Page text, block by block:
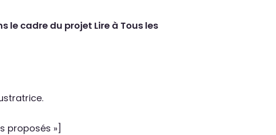
le cadre du projet Lire à Tous les
proposés »]